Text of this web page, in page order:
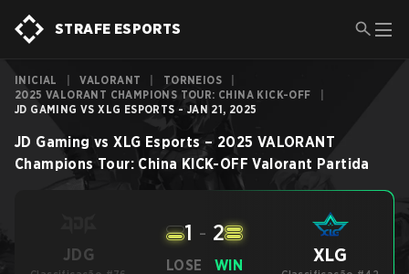
STRAFE ESPORTS
INICIAL VALORANT TORNEIOS
2025 VALORANT CHAMPIONS TOUR: CHINA KICK-OFF
JD GAMING VS XLG ESPORTS - JAN 21, 2025
JD Gaming vs XLG Esports – 2025 VALORANT
Champions Tour: China KICK-OFF Valorant Partida
JDG
LOSE
1 - 2
WIN XLG